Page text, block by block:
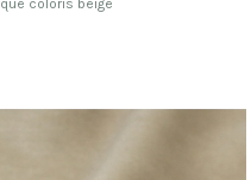
coloris beige